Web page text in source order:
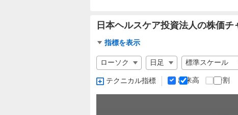
日本ヘルスケア投資法人の株価チ
チ
ャ
ー
ト
指
指標を表示
チ
ャ
ー テクニカル指標 出来高 分割